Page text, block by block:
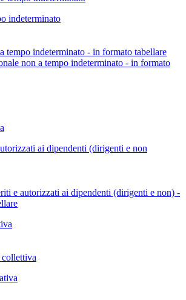
indeterminato
tempo indeterminato - in formato tabellare
non a tempo indeterminato - in formato
ai dipendenti (dirigenti e non
e autorizzati ai dipendenti (dirigenti e non) -